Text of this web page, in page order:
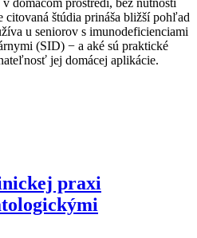
štúdia prináša bližší pohľad
u seniorov s imunodeficienciami
(SID) −⁠ a aké sú praktické
jej domácej aplikácie.
praxi